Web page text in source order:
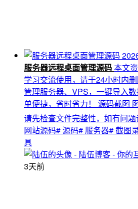
服务器远程桌面管理源码本文
学习交流使用，请于24小时内
管理服务器、VPS，一键导入
单便捷，省时省力！ 源码截图
请先检查文件完整性，如有问
网站源码# 源码# 服务器# 截图
具
3天前